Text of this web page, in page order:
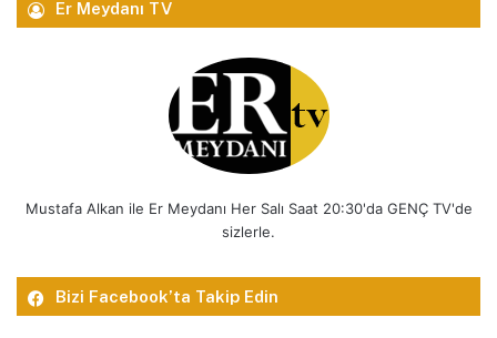
Er Meydanı TV
Mustafa Alkan ile Er Meydanı Her Salı Saat 20:30'da GENÇ TV'de
sizlerle.
Bizi Facebook’ta Takip Edin